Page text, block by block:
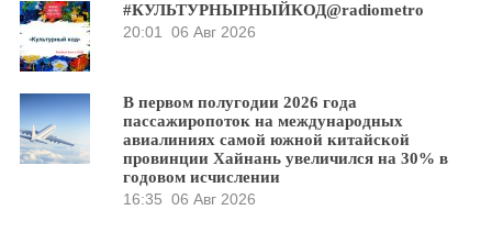
#КУЛЬТУРНЫРНЫЙКОД@radiometro
20:01 06 Авг 2026
В первом полугодии 2026 года
пассажиропоток на международных
авиалиниях самой южной китайской
провинции Хайнань увеличился на 30% в
годовом исчислении
16:35 06 Авг 2026